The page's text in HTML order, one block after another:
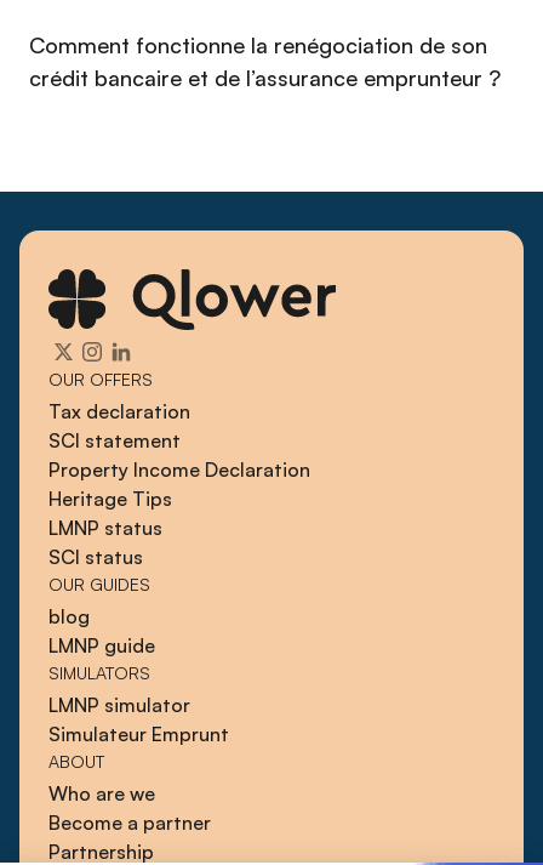
Comment fonctionne la renégociation de son
crédit bancaire et de l’assurance emprunteur ?
OUR OFFERS
Tax declaration
SCI statement
Property Income Declaration
Heritage Tips
LMNP status
SCI status
OUR GUIDES
blog
LMNP guide
SIMULATORS
LMNP simulator
Simulateur Emprunt
ABOUT
Who are we
Become a partner
Partnership